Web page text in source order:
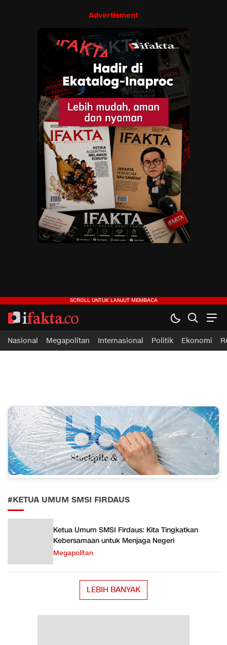
Advertisment
ifakta.co
#pastibenar
Nasional Megapolitan Internasional Politik Ekonomi
#KETUA UMUM SMSI FIRDAUS
Ketua Umum SMSI Firdaus: Kita Tingkatkan
Kebersamaan untuk Menjaga Negeri
Megapolitan
LEBIH BANYAK